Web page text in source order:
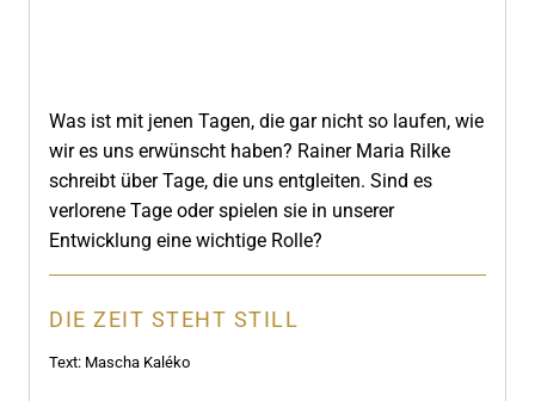
Was ist mit jenen Tagen, die gar nicht so laufen, wie
wir es uns erwünscht haben? Rainer Maria Rilke
schreibt über Tage, die uns entgleiten. Sind es
verlorene Tage oder spielen sie in unserer
Entwicklung eine wichtige Rolle?
DIE ZEIT STEHT STILL
Text: Mascha Kaléko